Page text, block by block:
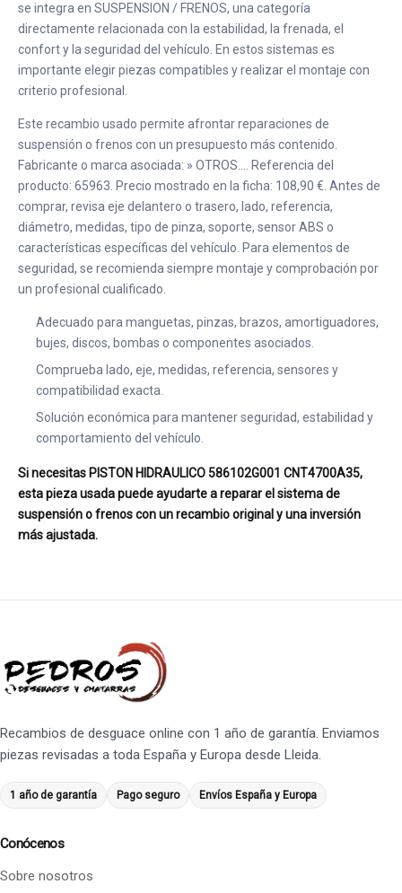
se integra en SUSPENSION / FRENOS, una categoría
directamente relacionada con la estabilidad, la frenada, el
confort y la seguridad del vehículo. En estos sistemas es
importante elegir piezas compatibles y realizar el montaje con
criterio profesional.
Este recambio usado permite afrontar reparaciones de
suspensión o frenos con un presupuesto más contenido.
Fabricante o marca asociada: » OTROS.... Referencia del
producto: 65963. Precio mostrado en la ficha: 108,90 €. Antes de
comprar, revisa eje delantero o trasero, lado, referencia,
diámetro, medidas, tipo de pinza, soporte, sensor ABS o
características específicas del vehículo. Para elementos de
seguridad, se recomienda siempre montaje y comprobación por
un profesional cualificado.
Adecuado para manguetas, pinzas, brazos, amortiguadores,
bujes, discos, bombas o componentes asociados.
Comprueba lado, eje, medidas, referencia, sensores y
compatibilidad exacta.
Solución económica para mantener seguridad, estabilidad y
comportamiento del vehículo.
Si necesitas PISTON HIDRAULICO 586102G001 CNT4700A35,
esta pieza usada puede ayudarte a reparar el sistema de
suspensión o frenos con un recambio original y una inversión
más ajustada.
Recambios de desguace online con 1 año de garantía. Enviamos
piezas revisadas a toda España y Europa desde Lleida.
1 año de garantía Pago seguro Envíos España y Europa
Conócenos
Sobre nosotros